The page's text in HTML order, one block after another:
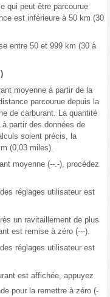
qui peut être parcourue
est inférieure à 50 km (30
entre 50 et 999 km (30 à
moyenne à partir de la
parcourue depuis la
de carburant. La quantité
partir des données de
soient précis, la
(0,03 miles).
moyenne (--.-), procédez
réglages utilisateur est
un ravitaillement de plus
est remise à zéro (---).
réglages utilisateur est
est affichée, appuyez
pour la remettre à zéro (-